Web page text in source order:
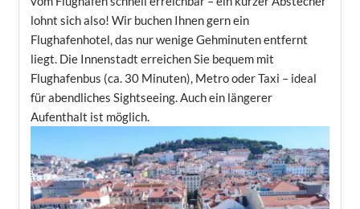
lohnt sich also! Wir buchen Ihnen gern ein
Flughafenhotel, das nur wenige Gehminuten entfernt
liegt. Die Innenstadt erreichen Sie bequem mit
Flughafenbus (ca. 30 Minuten), Metro oder Taxi – ideal
für abendliches Sightseeing. Auch ein längerer
Aufenthalt ist möglich.